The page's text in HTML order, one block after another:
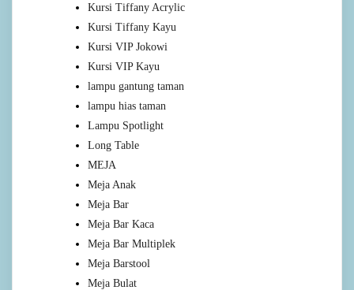
Kursi Tiffany Acrylic
Kursi Tiffany Kayu
Kursi VIP Jokowi
Kursi VIP Kayu
lampu gantung taman
lampu hias taman
Lampu Spotlight
Long Table
MEJA
Meja Anak
Meja Bar
Meja Bar Kaca
Meja Bar Multiplek
Meja Barstool
Meja Bulat